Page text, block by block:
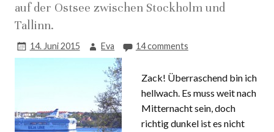
auf der Ostsee zwischen Stockholm und
Tallinn.
14. Juni 2015 Eva 14 comments
Zack! Überraschend bin ich
hellwach. Es muss weit nach
Mitternacht sein, doch
richtig dunkel ist es nicht